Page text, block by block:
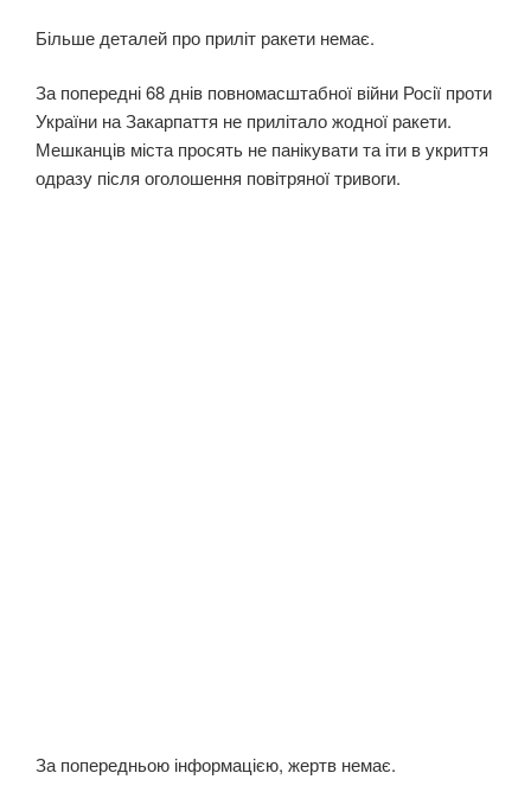
Більше деталей про приліт ракети немає.
За попередні 68 днів повномасштабної війни Росії проти
України на Закарпаття не прилітало жодної ракети.
Мешканців міста просять не панікувати та іти в укриття
одразу після оголошення повітряної тривоги.
За попередньою інформацією, жертв немає.